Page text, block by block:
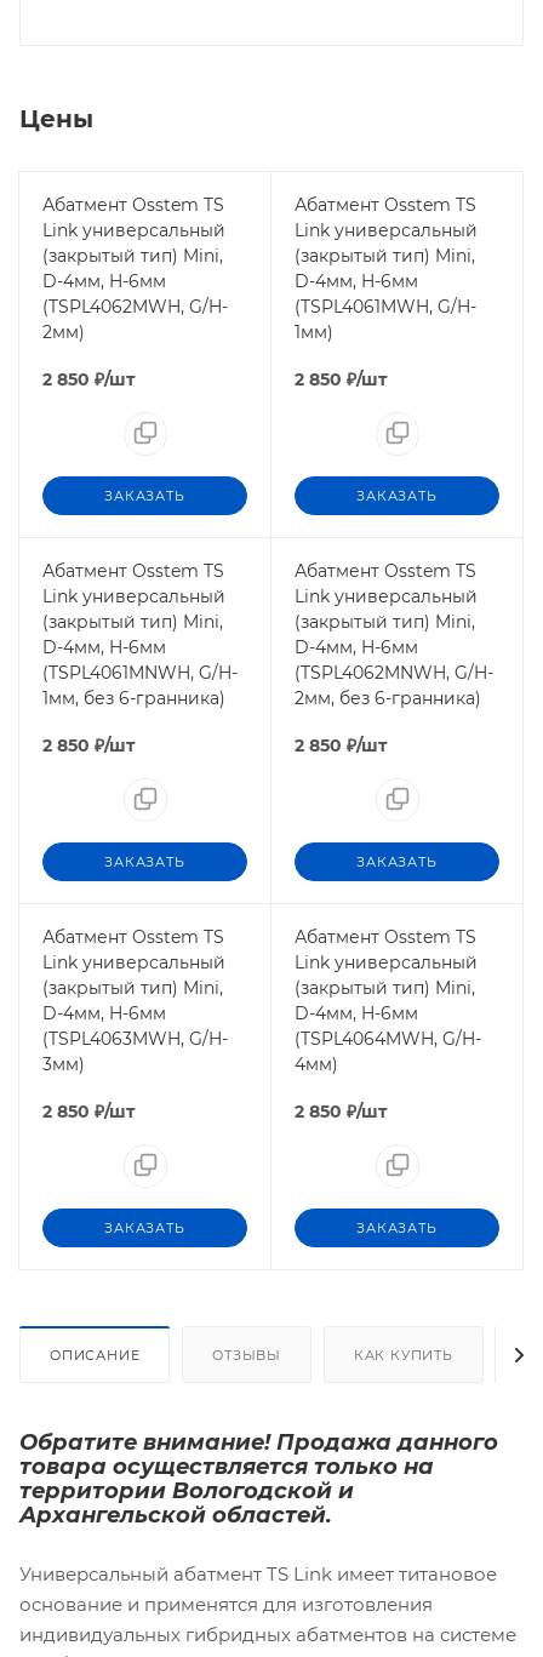
Цены
Абатмент Osstem TS
Link универсальный
(закрытый тип) Mini,
D-4мм, H-6мм
(TSPL4062MWH, G/H-
2мм)
2 850 ₽/шт
ЗАКАЗАТЬ
Абатмент Osstem TS
Link универсальный
(закрытый тип) Mini,
D-4мм, H-6мм
(TSPL4061MWH, G/H-
1мм)
2 850 ₽/шт
ЗАКАЗАТЬ
Абатмент Osstem TS
Link универсальный
(закрытый тип) Mini,
D-4мм, H-6мм
(TSPL4061MNWH, G/H-
1мм, без 6-гранника)
2 850 ₽/шт
ЗАКАЗАТЬ
Абатмент Osstem TS
Link универсальный
(закрытый тип) Mini,
D-4мм, H-6мм
(TSPL4062MNWH, G/H-
2мм, без 6-гранника)
2 850 ₽/шт
ЗАКАЗАТЬ
Абатмент Osstem TS
Link универсальный
(закрытый тип) Mini,
D-4мм, H-6мм
(TSPL4063MWH, G/H-
3мм)
2 850 ₽/шт
ЗАКАЗАТЬ
Абатмент Osstem TS
Link универсальный
(закрытый тип) Mini,
D-4мм, H-6мм
(TSPL4064MWH, G/H-
4мм)
2 850 ₽/шт
ЗАКАЗАТЬ
ОПИСАНИЕ ОТЗЫВЫ КАК КУПИТЬ
Обратите внимание! Продажа данного
товара осуществляется только на
территории Вологодской и
Архангельской областей.
Универсальный абатмент TS Link имеет титановое
основание и применятся для изготовления
индивидуальных гибридных абатментов на системе